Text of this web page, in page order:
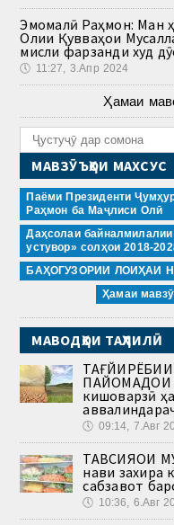
Эмомалӣ Раҳмон: Ман
Олии Қувваҳои
мисли фарзанди худ
🕔 11:27, 3.Апр 2024
Ҳамаи
МАВЗӮЪҲОИ МАХСУС
Паёми Президенти
Раҳмон ба Маҷлиси Олӣ
Даҳсолаи
устувор» солҳои 2018-
БАҲОГУЗОРИИ ЛОИҲАИ
Ҳамаи
МАВОДҲОИ ТАҲЛИЛӢ
ПАЙОМАДҲОИ
кишоварзӣ
🕔 09:14, 7.Авг
ТАВСИЯҲОИ
нави захира
сабзавот
🕔 10:36, 6.Авг